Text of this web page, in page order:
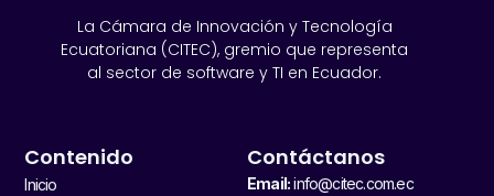
La Cámara de Innovación y Tecnología
Ecuatoriana (CITEC), gremio que representa
al sector de software y TI en Ecuador.
Contenido
Inicio
Contáctanos
Email:info@citec.com.ec